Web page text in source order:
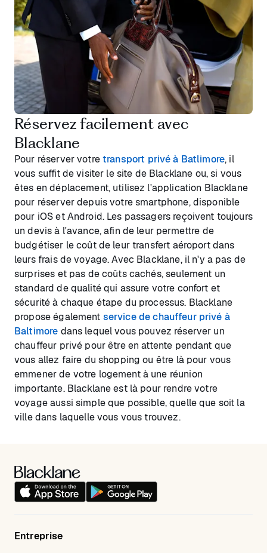
Réservez facilement avec
Blacklane
Pour réserver votretransport privé à Batlimore, il
vous suffit de visiter le site de Blacklane ou, si vous
êtes en déplacement, utilisez l'application Blacklane
pour réserver depuis votre smartphone, disponible
pour iOS et Android. Les passagers reçoivent toujours
un devis à l'avance, afin de leur permettre de
budgétiser le coût de leur transfert aéroport dans
leurs frais de voyage. Avec Blacklane, il n'y a pas de
surprises et pas de coûts cachés, seulement un
standard de qualité qui assure votre confort et
sécurité à chaque étape du processus. Blacklane
propose également service de chauffeur privé à
Baltimore dans lequel vous pouvez réserver un
chauffeur privé pour être en attente pendant que
vous allez faire du shopping ou être là pour vous
emmener de votre logement à une réunion
importante. Blacklane est là pour rendre votre
voyage aussi simple que possible, quelle que soit la
ville dans laquelle vous vous trouvez.
Entreprise